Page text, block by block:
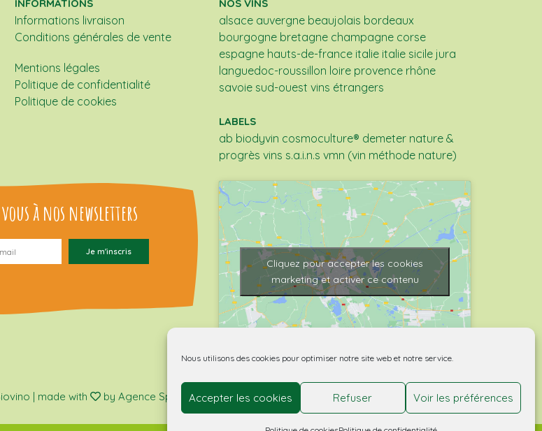
Nous utilisons des cookies pour optimiser notre site web et notre service.
Accepter les cookies Refuser Voir les préférences
INFORMATIONS
Informations livraison
Conditions générales de vente
Mentions légales
Politique de confidentialité
Politique de cookies
NOS VINS
alsace auvergne beaujolais bordeaux
bourgogne bretagne champagne corse
espagne hauts-de-france italie italie sicile jura
languedoc-roussillon loire provence rhône
savoie sud-ouest vins étrangers
LABELS
ab biodyvin cosmoculture® demeter nature &
progrès vins s.a.i.n.s vmn (vin méthode nature)
à nos newsletters
Cliquez pour accepter les cookies
marketing et activer ce contenu
| made with by Agence Spritz.